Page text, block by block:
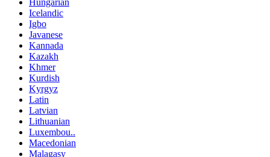
Icelandic
Igbo
Javanese
Kannada
Kazakh
Khmer
Kurdish
Kyrgyz
Latin
Latvian
Lithuanian
Luxembou..
Macedonian
Malagasy